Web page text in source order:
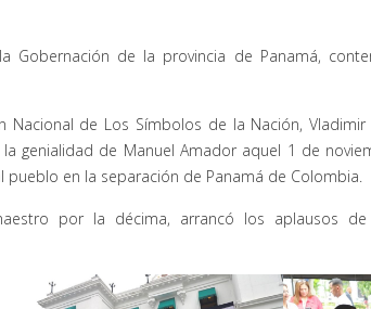
Gobernación de la provincia de Panamá,
Nacional de Los Símbolos de la Nación,
genialidad de Manuel Amador aquel 1 de
en la separación de Panamá de Colombia.
por la décima, arrancó los aplausos